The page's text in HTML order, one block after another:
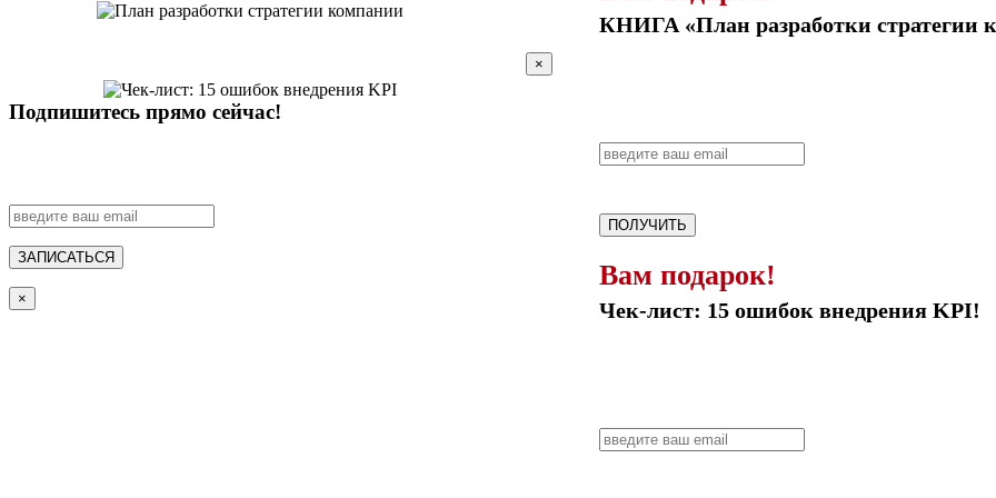
КНИГА «План разработки стратегии
ПОЛУЧИТЬ
Вам подарок!
Чек-лист: 15 ошибок внедрения KPI!
×
Подпишитесь прямо сейчас!
ЗАПИСАТЬСЯ
×